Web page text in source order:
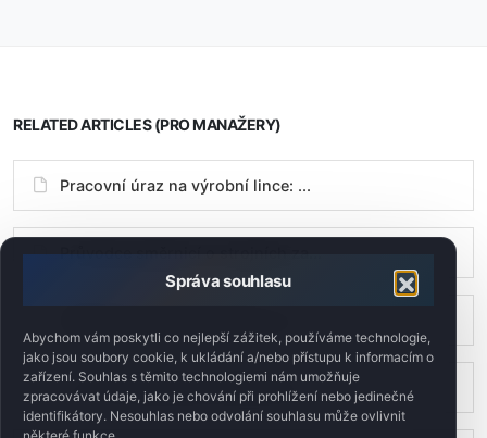
Správa souhlasu
Abychom vám poskytli co nejlepší zážitek, používáme technologie,
jako jsou soubory cookie, k ukládání a/nebo přístupu k informacím o
zařízení. Souhlas s těmito technologiemi nám umožňuje
zpracovávat údaje, jako je chování při prohlížení nebo jedinečné
identifikátory. Nesouhlas nebo odvolání souhlasu může ovlivnit
RELATED ARTICLES (PRO MANAŽERY)
Pracovní úraz na výrobní lince: ...
Průvodce směrnicí o strojních za...
Jak v rámci jednoho projektu zor...